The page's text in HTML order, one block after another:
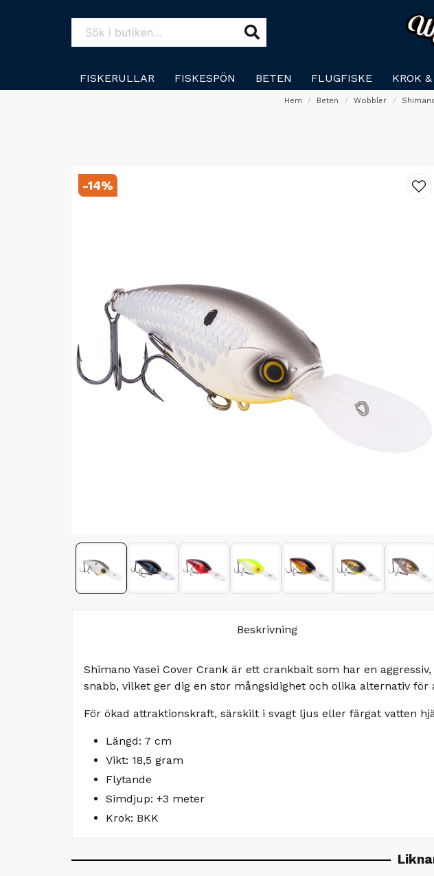
FISKERULLAR FISKESPÖN BETEN FLUGFISKE KROK
Hem Beten Wobbler
-14%
Beskrivning
Shimano Yasei Cover Crank är ett crankbait som har en
snabb, vilket ger dig en stor mångsidighet och olika alternativ för
För ökad attraktionskraft, särskilt i svagt ljus eller färgat vatten
Längd: 7 cm
Vikt: 18,5 gram
Flytande
Simdjup: +3 meter
Krok: BKK